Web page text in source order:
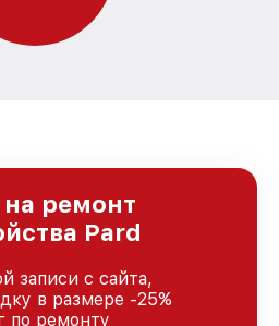
ремонт
Pard
записи с сайта,
в размере -25%
по ремонту